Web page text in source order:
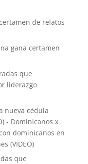
de relatos
gana certamen
que
liderazgo
nueva cédula
- Dominicanos x
dominicanos en
(VIDEO)
que